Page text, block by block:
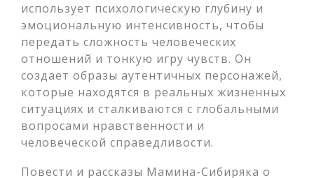
использует психологическую глубину и
эмоциональную интенсивность, чтобы
передать сложность человеческих
отношений и тонкую игру чувств. Он
создает образы аутентичных персонажей,
которые находятся в реальных жизненных
ситуациях и сталкиваются с глобальными
вопросами нравственности и
человеческой справедливости.
Повести и рассказы Мамина-Сибиряка о